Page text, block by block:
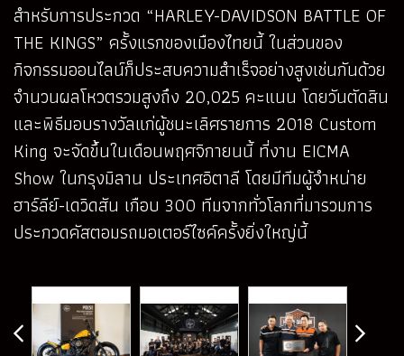
สำหรับการประกวด “HARLEY-DAVIDSON BATTLE OF
THE KINGS” ครั้งแรกของเมืองไทยนี้ ในส่วนของ
กิจกรรมออนไลน์ก็ประสบความสำเร็จอย่างสูงเช่นกันด้วย
จำนวนผลโหวตรวมสูงถึง 20,025 คะแนน โดยวันตัดสิน
และพิธีมอบรางวัลแก่ผู้ชนะเลิศรายการ 2018 Custom
King จะจัดขึ้นในเดือนพฤศจิกายนนี้ ที่งาน EICMA
Show ในกรุงมิลาน ประเทศอิตาลี โดยมีทีมผู้จำหน่าย
ฮาร์ลีย์-เดวิดสัน เกือบ 300 ทีมจากทั่วโลกที่มารวมการ
ประกวดคัสตอมรถมอเตอร์ไซค์ครั้งยิ่งใหญ่นี้